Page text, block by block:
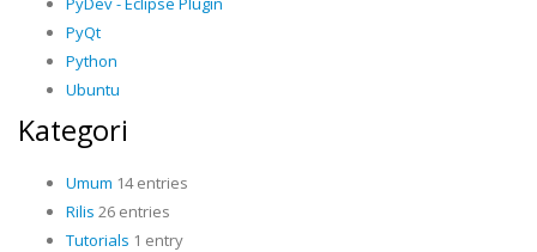
PyQt
Python
Ubuntu
Kategori
Umum 14 entries
Rilis 26 entries
Tutorials 1 entry